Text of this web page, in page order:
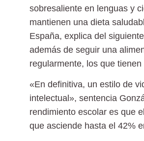
sobresaliente en lenguas y
mantienen una dieta
España, explica del
además de seguir una
regularmente, los que
«En definitiva, un estilo de
intelectual», sentencia
rendimiento escolar es que
que asciende hasta el 42%